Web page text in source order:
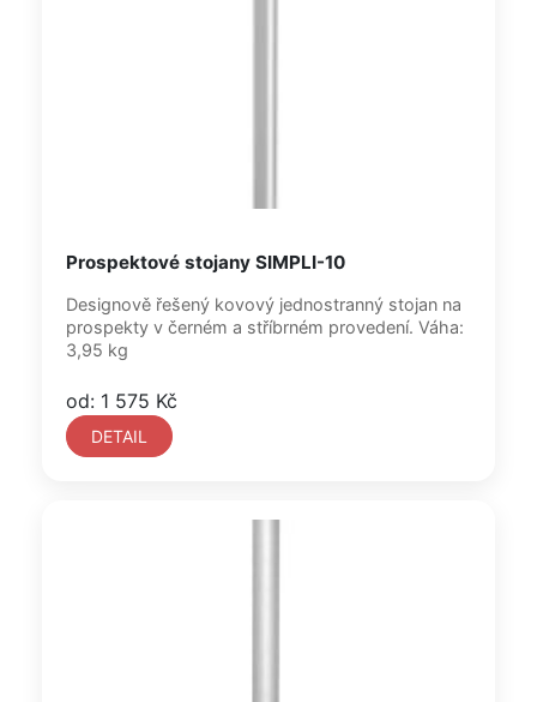
Prospektové stojany SIMPLI-10
Designově řešený kovový jednostranný stojan na
prospekty v černém a stříbrném provedení. Váha:
3,95 kg
od: 1 575 Kč
DETAIL